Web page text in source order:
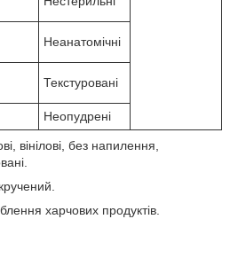
Неанатомічні
Текстуровані
Неопудрені
вінілові, без напилення,
харчових продуктів.